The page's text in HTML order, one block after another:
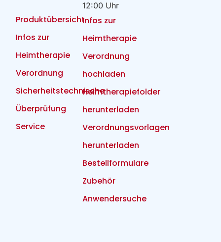
Produktübersicht
Infos zur
Heimtherapie
Verordnung
Sicherheitstechnische
Überprüfung
Service
12:00 Uhr
Infos zur
Heimtherapie
Verordnung
hochladen
Heimtherapiefolder
herunterladen
Verordnungsvorlagen
herunterladen
Bestellformulare
Zubehör
Anwendersuche